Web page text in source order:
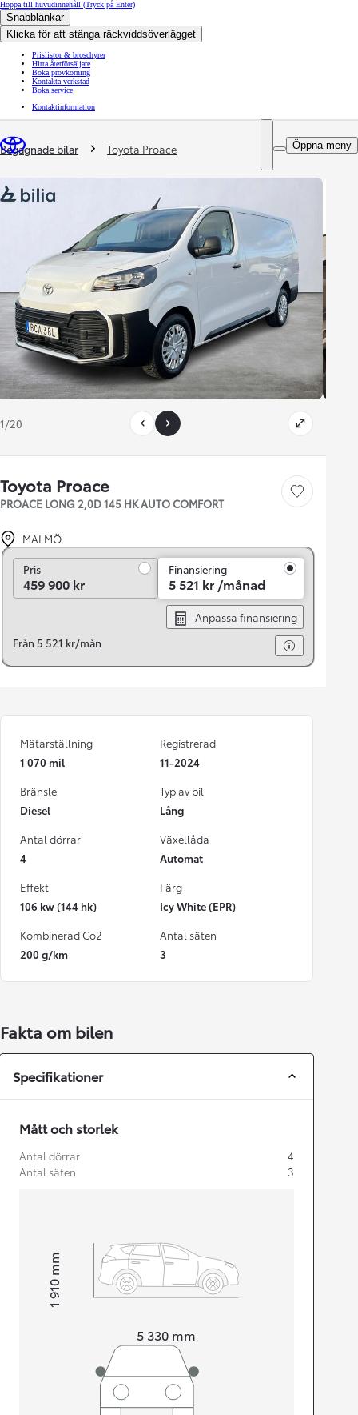
Hoppa till huvudinnehåll (Tryck på Enter)
Snabblänkar
Klicka för att stänga räckviddsöverlägget
Prislistor & broschyrer
Hitta återförsäljare
Boka provkörning
Kontakta verkstad
Boka service
Kontaktinformation
Öppna meny
You are here
Begagnade bilar Toyota Proace
1/20
Toyota Proace
PROACE LONG 2,0D 145 HK AUTO COMFORT
Save car
MALMÖ
PrisPris
459 900 kr
Finansiering
5 521 kr /månad
Anpassa finansiering
Från 5 521 kr/mån
Mätarställning
1 070 mil
Registrerad
11-2024
Bränsle
Diesel
Typ av bil
Lång
Antal dörrar
4
Växellåda
Automat
Effekt
106 kw (144 hk)
Färg
Icy White (EPR)
Kombinerad Co2
200 g/km
Antal säten
3
Fakta om bilen
Specifikationer
Mått och storlek
Antal dörrar
4
Antal säten
3
5 330 mm
Height1 910
mm